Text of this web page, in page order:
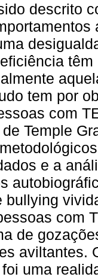
descrito
tem por
com
Temple
e a
bullying
com
de
aviltantes.
uma